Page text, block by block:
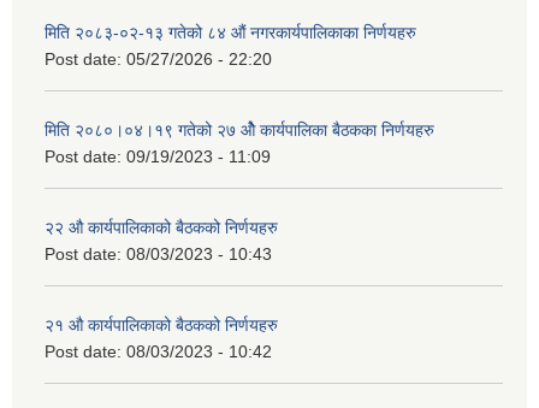
मिति २०८३-०२-१३ गतेको ८४ औं नगरकार्यपालिकाका निर्णयहरु
Post date: 05/27/2026 - 22:20
मिति २०८०।०४।१९ गतेको २७ ‌‍‌ओेै कार्यपालिका बैठकका निर्णयहरु
Post date: 09/19/2023 - 11:09
२‍२ औ कार्यपालिकाको बैठकको निर्णयहरु
Post date: 08/03/2023 - 10:43
२‍१ औ कार्यपालिकाको बैठकको निर्णयहरु
Post date: 08/03/2023 - 10:42